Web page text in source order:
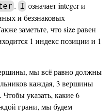
. I означает integer и
и беззнаковых
заметьте, что size равен
1 индекс позиции и 1
мы всё равно должны
каждая, 3 вершины
указать, какие 6
грани, мы будем